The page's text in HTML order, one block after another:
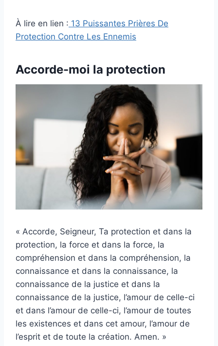
À lire en lien : 13 Puissantes Prières De
Protection Contre Les Ennemis
Accorde-moi la protection
« Accorde, Seigneur, Ta protection et dans la
protection, la force et dans la force, la
compréhension et dans la compréhension, la
connaissance et dans la connaissance, la
connaissance de la justice et dans la
connaissance de la justice, l’amour de celle-ci
et dans l’amour de celle-ci, l’amour de toutes
les existences et dans cet amour, l’amour de
l’esprit et de toute la création. Amen. »